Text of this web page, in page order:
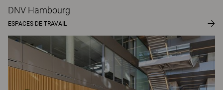
DNV Hambourg
ESPACES DE TRAVAIL